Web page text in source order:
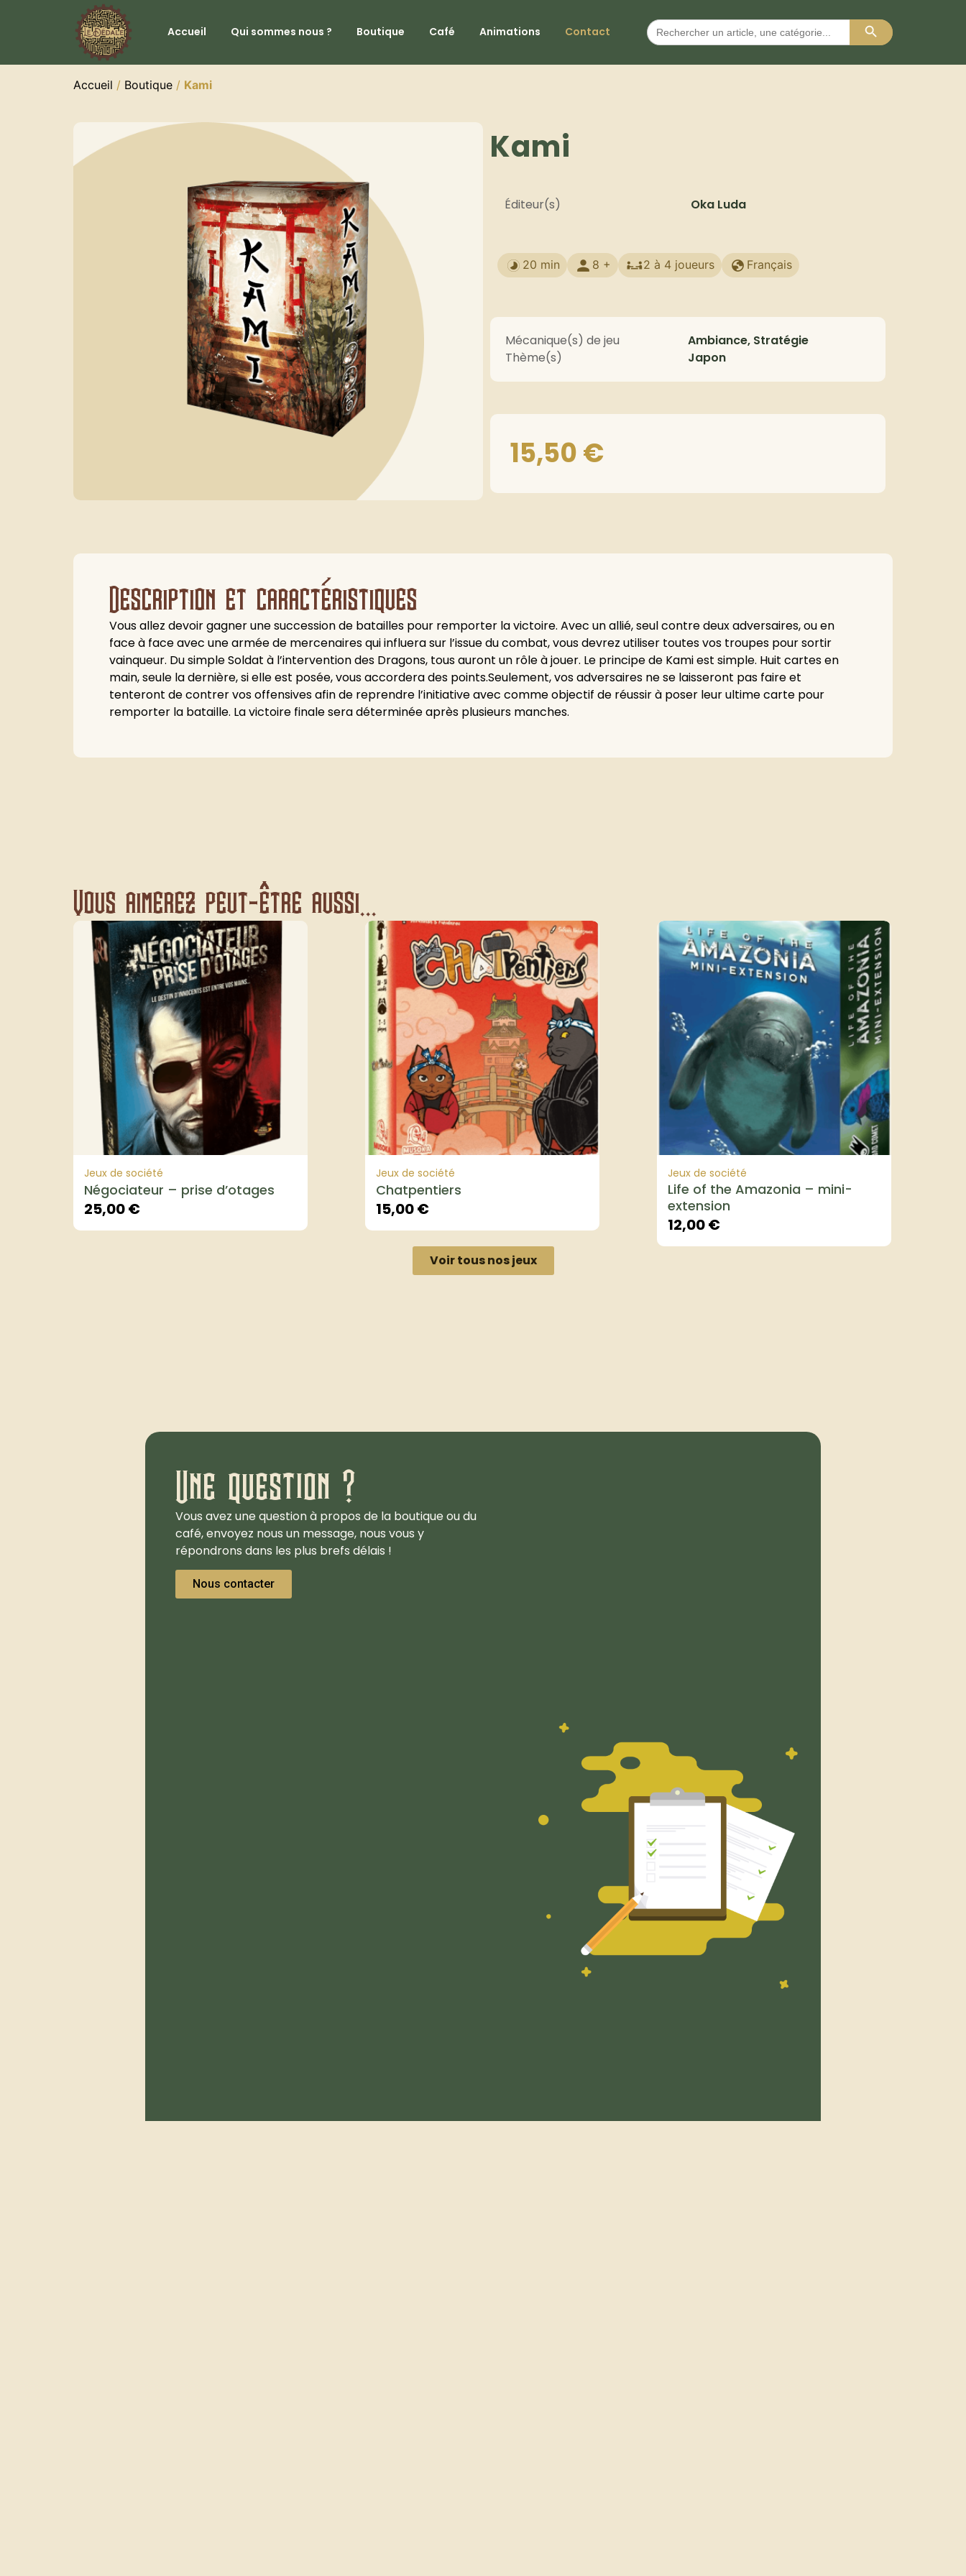
Accueil Qui sommes nous ? Boutique Café Animations Contact
Search
for:
Search Button
Accueil / Boutique / Kami
Kami
Éditeur(s) Oka Luda
20 min 8 + 2 à 4 joueurs Français
Mécanique(s) de jeu
Ambiance, Stratégie
Thème(s)
Japon
15,50€
Description et caractéristiques
Vous allez devoir gagner une succession de batailles pour remporter la victoire. Avec un allié, seul contre deux adversaires, ou en
face à face avec une armée de mercenaires qui influera sur l’issue du combat, vous devrez utiliser toutes vos troupes pour sortir
vainqueur. Du simple Soldat à l’intervention des Dragons, tous auront un rôle à jouer. Le principe de Kami est simple. Huit cartes en
main, seule la dernière, si elle est posée, vous accordera des points.Seulement, vos adversaires ne se laisseront pas faire et
tenteront de contrer vos offensives afin de reprendre l’initiative avec comme objectif de réussir à poser leur ultime carte pour
remporter la bataille. La victoire finale sera déterminée après plusieurs manches.
Vous aimerez peut-être aussi...
Jeux de société
Négociateur – prise d’otages
25,00€
Jeux de société
Chatpentiers
15,00€
Jeux de société
Life of the Amazonia – mini-
extension
12,00€
Voir tous nos jeux
Une question ?
Vous avez une question à propos de la boutique ou du
café, envoyez nous un message, nous vous y
répondrons dans les plus brefs délais !
Nous contacter